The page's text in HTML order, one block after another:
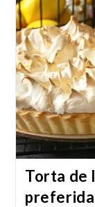
Torta de
preferida